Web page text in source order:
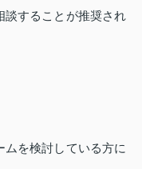
談することが推奨され
を検討している方に